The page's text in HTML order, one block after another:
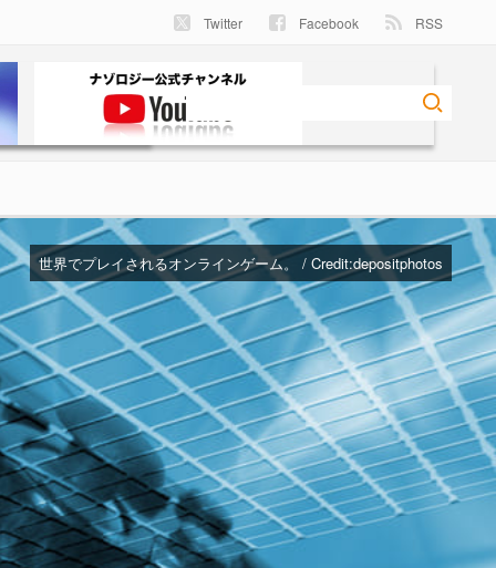
Twitter Facebook RSS
世界でプレイされるオンラインゲーム。 / Credit:depositphotos